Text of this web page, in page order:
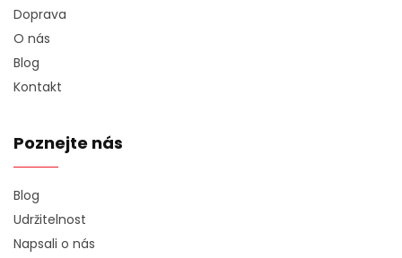
Doprava
O nás
Blog
Kontakt
Poznejte nás
Blog
Udržitelnost
Napsali o nás